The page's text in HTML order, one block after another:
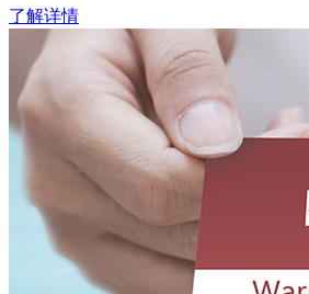
了解详情